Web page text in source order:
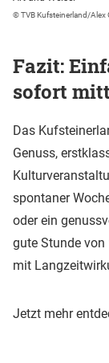
© TVB Kufsteinerland/Alex
Fazit:
sofort
Das
Genuss,
spontaner
oder ein
gute Stunde
mit
Jetzt mehr